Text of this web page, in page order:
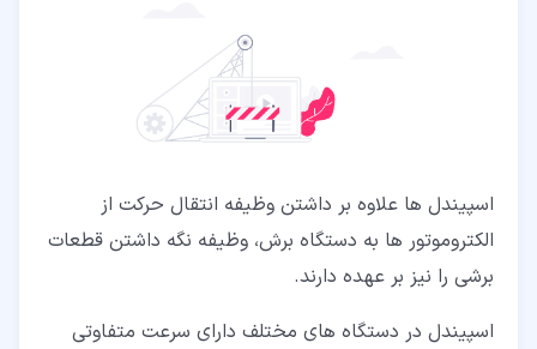
اسپیندل ها علاوه بر داشتن وظیفه انتقال حرکت از
الکتروموتور ها به دستگاه برش، وظیفه نگه داشتن قطعات
برشی را نیز بر عهده دارند.
اسپیندل در دستگاه های مختلف دارای سرعت متفاوتی